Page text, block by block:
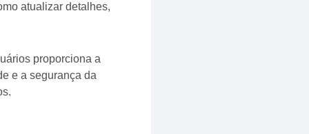
atualizar detalhes,
proporciona a
e a segurança da